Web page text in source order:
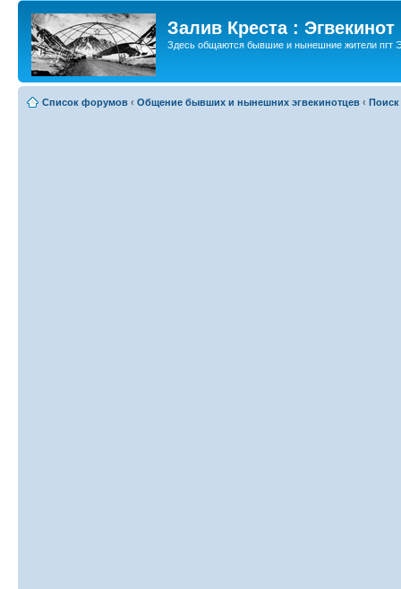
Залив Креста : Эгвекинот
Здесь общаются бывшие и нынешние жители пгт
Список форумов ‹ Общение бывших и нынешних эгвекинотцев ‹ Поиск